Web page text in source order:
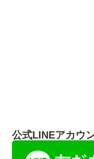
公式LINEアカウ